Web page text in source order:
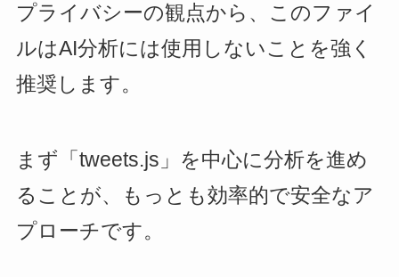
プライバシーの観点から、このファイ
ルはAI分析には使用しないことを強く
推奨します。
まず「tweets.js」を中心に分析を進め
ることが、もっとも効率的で安全なア
プローチです。